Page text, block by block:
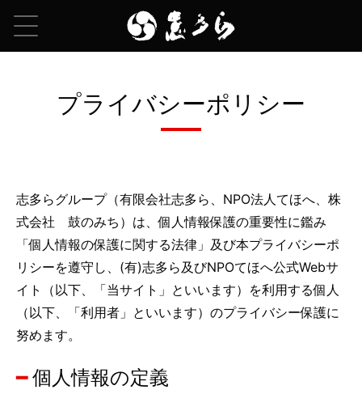
プライバシーポリシー
志多らグループ（有限会社志多ら、NPO法人てほへ、株
式会社 鼓のみち）は、個人情報保護の重要性に鑑み
「個人情報の保護に関する法律」及び本プライバシーポ
リシーを遵守し、(有)志多ら及びNPOてほへ公式Webサ
イト（以下、「当サイト」といいます）を利用する個人
（以下、「利用者」といいます）のプライバシー保護に
努めます。
個人情報の定義